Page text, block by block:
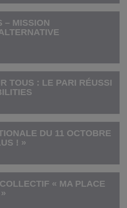
– MISSION
TOUS : LE PARI RÉUSSI
DU 11 OCTOBRE
! »
« MA PLACE